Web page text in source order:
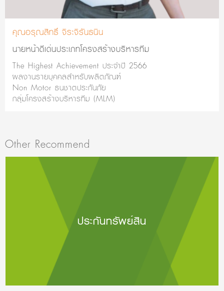
คุณอรุณสิทธิ์ จิระจิรันธนิน
นายหน้าดีเด่นประเภทโครงสร้างบริหารทีม
The Highest Achievement ประจำปี 2566
ผลงานรายบุคคลสำหรับผลิตภัณฑ์
Non Motor ธนชาตประกันภัย
กลุ่มโครงสร้างบริหารทีม (MLM)
Other Recommend
ประกันทรัพย์สิน